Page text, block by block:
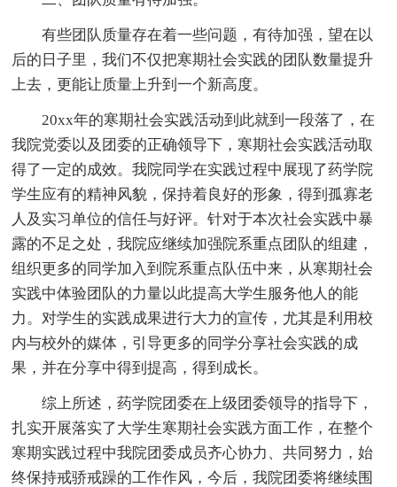
有些团队质量存在着一些问题，有待加强，望在以
后的日子里，我们不仅把寒期社会实践的团队数量提升
上去，更能让质量上升到一个新高度。
20xx年的寒期社会实践活动到此就到一段落了，在
我院党委以及团委的正确领导下，寒期社会实践活动取
得了一定的成效。我院同学在实践过程中展现了药学院
学生应有的精神风貌，保持着良好的形象，得到孤寡老
人及实习单位的信任与好评。针对于本次社会实践中暴
露的不足之处，我院应继续加强院系重点团队的组建，
组织更多的同学加入到院系重点队伍中来，从寒期社会
实践中体验团队的力量以此提高大学生服务他人的能
力。对学生的实践成果进行大力的宣传，尤其是利用校
内与校外的媒体，引导更多的同学分享社会实践的成
果，并在分享中得到提高，得到成长。
综上所述，药学院团委在上级团委领导的指导下，
扎实开展落实了大学生寒期社会实践方面工作，在整个
寒期实践过程中我院团委成员齐心协力、共同努力，始
终保持戒骄戒躁的工作作风，今后，我院团委将继续围